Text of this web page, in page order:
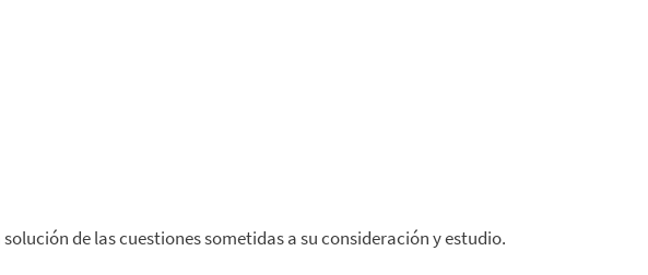
de las cuestiones sometidas a su consideración y estudio.